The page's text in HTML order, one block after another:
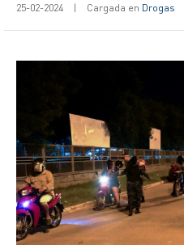
25-02-2024 | Cargada en Drogas